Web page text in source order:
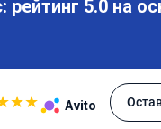
5.0 на
★★ Avito